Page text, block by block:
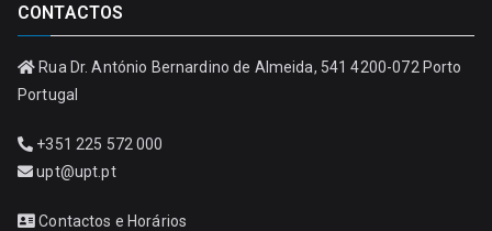
CONTACTOS
Rua Dr. António Bernardino de Almeida, 541 4200-072 Porto
Portugal
+351 225 572 000
upt@upt.pt
Contactos e Horários